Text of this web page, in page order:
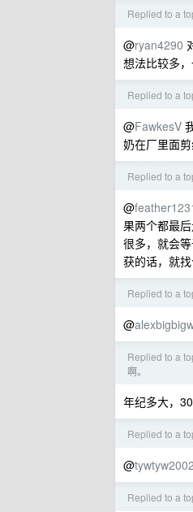
Replied to a
@ryan4290
想法比较多
Replied to a
@FawkesV
奶在厂里面
Replied to a
@
果两个都最
很多，就会
获的话，就
Replied to a
@
Replied to a
啊。
年纪多大，
Replied to a
@tywtyw2002
Replied to a